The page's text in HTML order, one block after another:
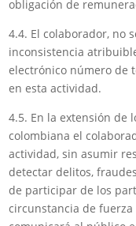
obligación de
4.4. El colaborador, no
inconsistencia
electrónico número de
en esta actividad.
4.5. En la extensión de
colombiana el
actividad, sin asumir
detectar delitos,
de participar de los
circunstancia de fuerza